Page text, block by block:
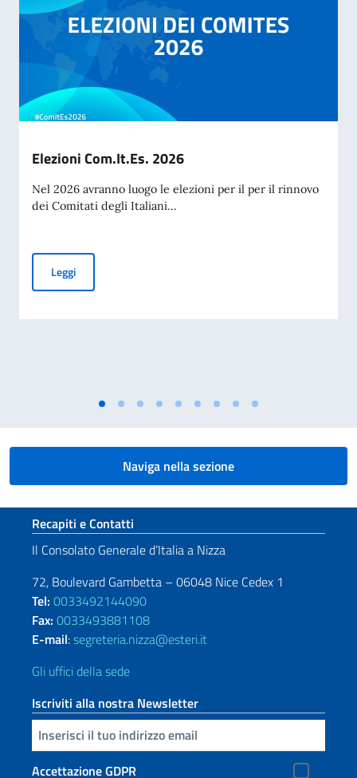
Elezioni Com.It.Es. 2026
Nel 2026 avranno luogo le elezioni per il per il rinnovo
dei Comitati degli Italiani...
LeggiElezioni Com.It.Es. 2026
Naviga nella sezione
Sezione footer
Recapiti e Contatti
Il Consolato Generale d’Italia a Nizza
72, Boulevard Gambetta – 06048 Nice Cedex 1
Tel: 0033492144090
Fax: 0033493881108
E-mail:segreteria.nizza@esteri.it
Gli uffici della sede
Iscriviti alla nostra Newsletter
Inserisci la tua email
Accettazione GDPR